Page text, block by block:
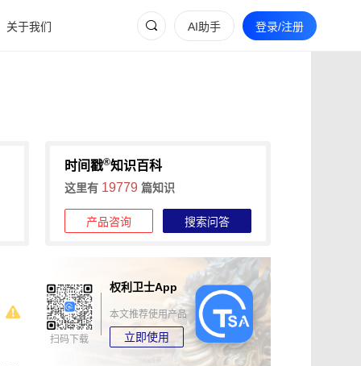
关于我们 AI助手 登录/注册
时间戳®知识百科
这里有 19779 篇知识
产品咨询 搜索问答
扫码下载
权利卫士App
本文推荐使用产品
立即使用